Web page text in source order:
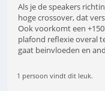
Als je de speakers
hoge crossover, dat
Ook voorkomt een
plafond reflexie overal
gaat beinvloeden en
1 persoon vindt dit leuk.